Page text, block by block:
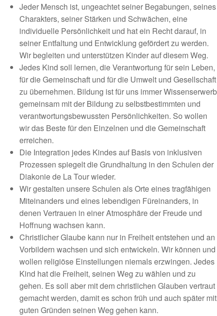
Jeder Mensch ist, ungeachtet seiner Begabungen, seines
Charakters, seiner Stärken und Schwächen, eine
individuelle Persönlichkeit und hat ein Recht darauf, in
seiner Entfaltung und Entwicklung gefördert zu werden.
Wir begleiten und unterstützen Kinder auf diesem Weg.
Jedes Kind soll lernen, die Verantwortung für sein Leben,
für die Gemeinschaft und für die Umwelt und Gesellschaft
zu übernehmen. Bildung ist für uns immer Wissenserwerb
gemeinsam mit der Bildung zu selbstbestimmten und
verantwortungsbewussten Persönlichkeiten. So wollen
wir das Beste für den Einzelnen und die Gemeinschaft
erreichen.
Die Integration jedes Kindes auf Basis von inklusiven
Prozessen spiegelt die Grundhaltung in den Schulen der
Diakonie de La Tour wieder.
Wir gestalten unsere Schulen als Orte eines tragfähigen
Miteinanders und eines lebendigen Füreinanders, in
denen Vertrauen in einer Atmosphäre der Freude und
Hoffnung wachsen kann.
Christlicher Glaube kann nur in Freiheit entstehen und an
Vorbildern wachsen und sich entwickeln. Wir können und
wollen religiöse Einstellungen niemals erzwingen. Jedes
Kind hat die Freiheit, seinen Weg zu wählen und zu
gehen. Es soll aber mit dem christlichen Glauben vertraut
gemacht werden, damit es schon früh und auch später mit
guten Gründen seinen Weg gehen kann.